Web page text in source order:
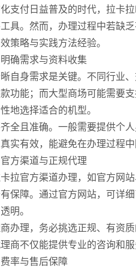
支付日益普及的时代，拉卡
具。然而，办理过程中若缺
策略与实践方法经验。
确需求与资料收集
自身需求是关键。不同行业
功能；而大型商场可能需要
地选择适合的机型。
全且准确。一般需要提供个
实有效，能避免在办理过程
方渠道与正规代理
拉官方渠道办理，如官方网
保障。通过官方网站，可详
明。
办理，务必挑选正规、有资
商不仅能提供专业的咨询和
率与售后保障